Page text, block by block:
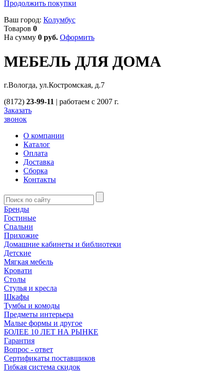
Продолжить покупки
Ваш город: Колумбус
Товаров 0
На сумму 0 руб. Оформить
МЕБЕЛЬ ДЛЯ ДОМА
г.Вологда, ул.Костромская, д.7
(8172) 23-99-11 | работаем с 2007 г.
Заказать
звонок
О компании
Каталог
Оплата
Доставка
Сборка
Контакты
Бренды
Гостиные
Спальни
Прихожие
Домашние кабинеты и библиотеки
Детские
Мягкая мебель
Кровати
Столы
Стулья и кресла
Шкафы
Тумбы и комоды
Предметы интерьера
Малые формы и другое
БОЛЕЕ 10 ЛЕТ НА РЫНКЕ
Гарантия
Вопрос - ответ
Сертификаты поставщиков
Гибкая система скидок